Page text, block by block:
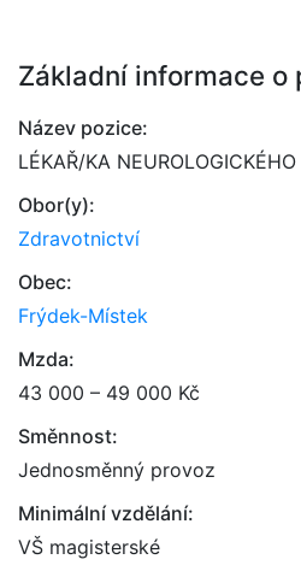
Základní informace o
Název pozice:
LÉKAŘ/KA
Obor(y):
Zdravotnictví
Obec:
Frýdek-Místek
Mzda:
43 000 – 49 000 Kč
Směnnost:
Jednosměnný provoz
Minimální vzdělání:
VŠ magisterské